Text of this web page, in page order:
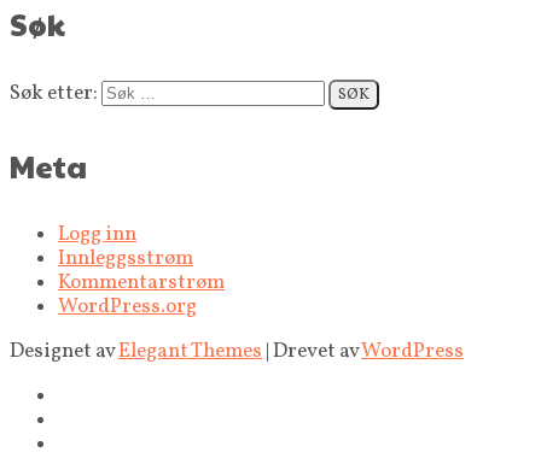
Søk
Søk etter:
Meta
Logg inn
Innleggsstrøm
Kommentarstrøm
WordPress.org
Designet avElegant Themes | Drevet avWordPress